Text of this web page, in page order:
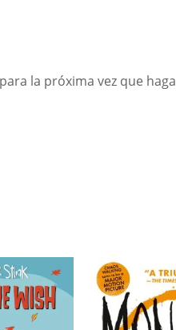
la próxima vez que haga